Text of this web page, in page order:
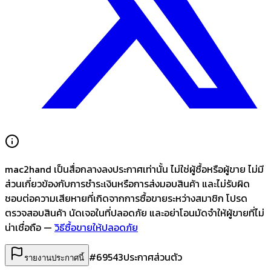
mac2hand เป็นสื่อกลางลงประกาศเท่านั้น ไม่ใช่ผู้ซื้อหรือผู้ขาย ไม่มี
ส่วนเกี่ยวข้องกับการชำระเงินหรือการส่งมอบสินค้า และไม่รับผิด
ชอบต่อความเสียหายที่เกิดจากการซื้อขายระหว่างสมาชิก โปรด
ตรวจสอบสินค้า นัดเจอในที่ปลอดภัย และอย่าโอนมัดจำให้ผู้ขายที่ไม่
น่าเชื่อถือ — วิธีซื้อขายให้ปลอดภัย
รายงานประกาศนี้ #69543ประกาศส่วนตัว